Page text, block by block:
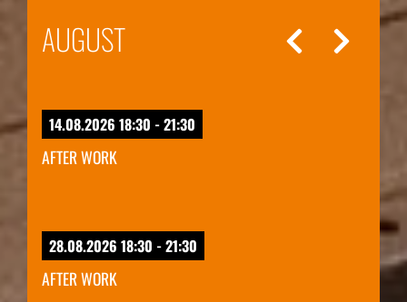
AUGUST
14.08.2026 18:30 - 21:30
AFTER WORK
28.08.2026 18:30 - 21:30
AFTER WORK